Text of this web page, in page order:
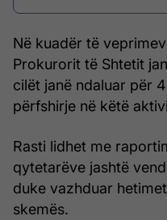
Në kuadër të
Prokurorit të Shtetit
cilët janë ndaluar për
përfshirje në këtë
Rasti lidhet me
qytetarëve jashtë
duke vazhduar
skemës.